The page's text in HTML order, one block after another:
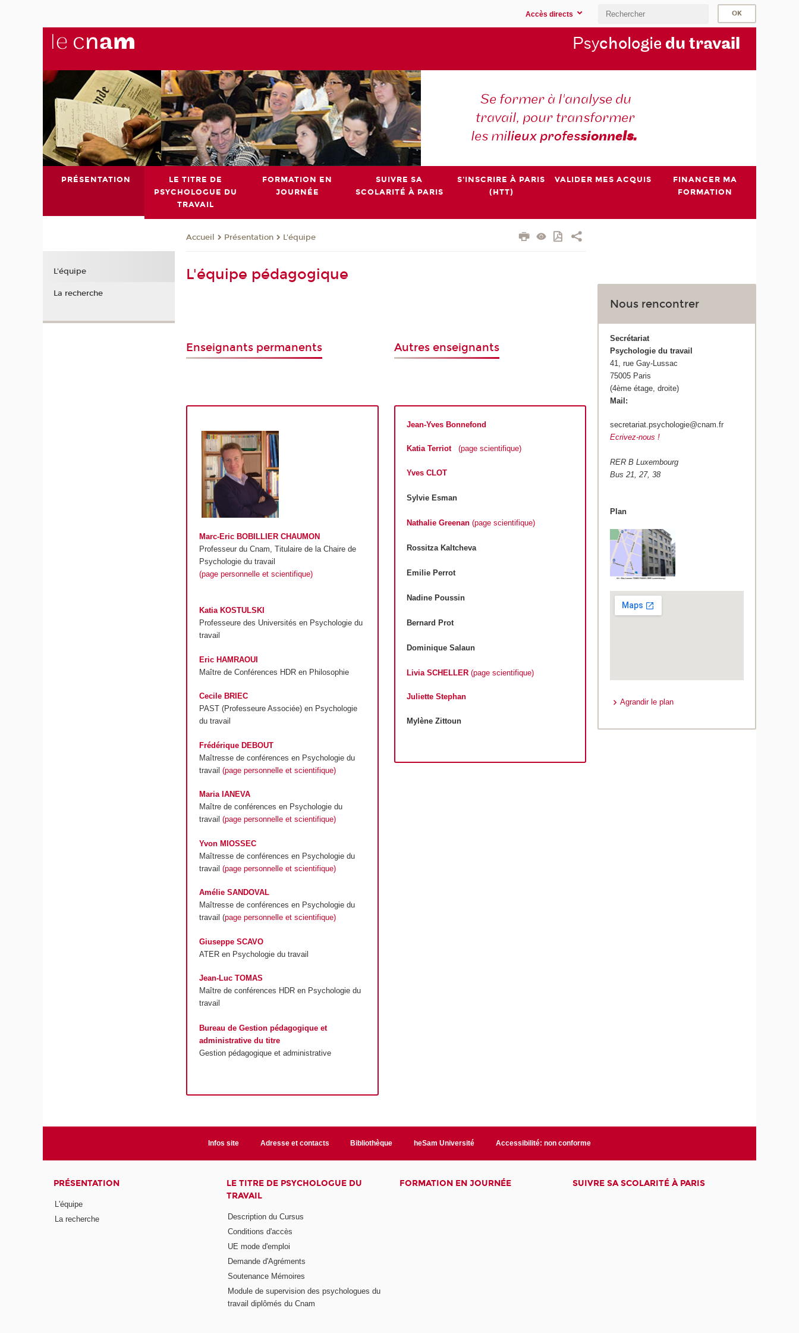
Accès directs
Psychologie du travail
Se former à l'analyse du
travail, pour transformer
les milieux professionnels.
PRÉSENTATION
LE TITRE DE
PSYCHOLOGUE DU
TRAVAIL
FORMATION EN
JOURNÉE
SUIVRE SA
SCOLARITÉ À PARIS
S'INSCRIRE À PARIS
(HTT)
VALIDER MES ACQUIS
FINANCER MA
FORMATION
Accueil Présentation L'équipe
L'équipe pédagogique
Enseignants permanents
Marc-Eric BOBILLIER CHAUMON
Professeur du Cnam, Titulaire de la Chaire de
Psychologie du travail
(page personnelle et scientifique)
Katia KOSTULSKI
Professeure des Universités en Psychologie du
travail
Eric HAMRAOUI
Maître de Conférences HDR en Philosophie
Cecile BRIEC
PAST (Professeure Associée) en Psychologie
du travail
Frédérique DEBOUT
Maîtresse de conférences en Psychologie du
travail (page personnelle et scientifique)
Maria IANEVA
Maître de conférences en Psychologie du
travail (page personnelle et scientifique)
Yvon MIOSSEC
Maîtresse de conférences en Psychologie du
travail (page personnelle et scientifique)
Amélie SANDOVAL
Maîtresse de conférences en Psychologie du
travail (page personnelle et scientifique)
Giuseppe SCAVO
ATER en Psychologie du travail
Jean-Luc TOMAS
Maître de conférences HDR en Psychologie du
travail
Bureau de Gestion pédagogique et
administrative du titre
Gestion pédagogique et administrative
Autres enseignants
Jean-Yves Bonnefond
Katia Terriot (page scientifique)
Yves CLOT
Sylvie Esman
Nathalie Greenan (page scientifique)
Rossitza Kaltcheva
Emilie Perrot
Nadine Poussin
Bernard Prot
Dominique Salaun
Livia SCHELLER (page scientifique)
Juliette Stephan
Mylène Zittoun
Nous rencontrer
Secrétariat
Psychologie du travail
41, rue Gay-Lussac
75005 Paris
(4ème étage, droite)
Mail:
secretariat.psychologie@cnam.fr
Ecrivez-nous !
RER B Luxembourg
Bus 21, 27, 38
Plan
Agrandir le plan
L'équipe
La recherche
Infos site Adresse et contacts Bibliothèque heSam Université Accessibilité: non conforme
PRÉSENTATION
L'équipe
La recherche
LE TITRE DE PSYCHOLOGUE DU
TRAVAIL
Description du Cursus
Conditions d'accès
UE mode d'emploi
Demande d'Agréments
Soutenance Mémoires
Module de supervision des psychologues du
travail diplômés du Cnam
FORMATION EN JOURNÉE SUIVRE SA SCOLARITÉ À PARIS